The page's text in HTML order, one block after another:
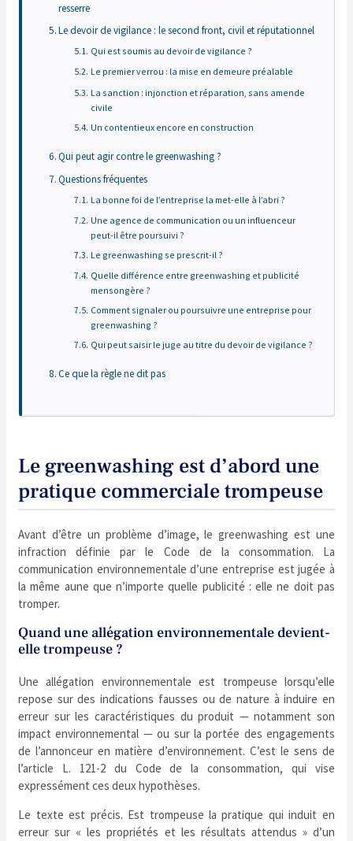
resserre
Le devoir de vigilance : le second front, civil et réputationnel
Qui est soumis au devoir de vigilance ?
Le premier verrou : la mise en demeure préalable
La sanction : injonction et réparation, sans amende
civile
Un contentieux encore en construction
Qui peut agir contre le greenwashing ?
Questions fréquentes
La bonne foi de l’entreprise la met-elle à l’abri ?
Une agence de communication ou un influenceur
peut-il être poursuivi ?
Le greenwashing se prescrit-il ?
Quelle différence entre greenwashing et publicité
mensongère ?
Comment signaler ou poursuivre une entreprise pour
greenwashing ?
Qui peut saisir le juge au titre du devoir de vigilance ?
Ce que la règle ne dit pas
Le greenwashing est d’abord une
pratique commerciale trompeuse
Avant d’être un problème d’image, le greenwashing est une
infraction définie par le Code de la consommation. La
communication environnementale d’une entreprise est jugée à
la même aune que n’importe quelle publicité : elle ne doit pas
tromper.
Quand une allégation environnementale devient-
elle trompeuse ?
Une allégation environnementale est trompeuse lorsqu’elle
repose sur des indications fausses ou de nature à induire en
erreur sur les caractéristiques du produit — notamment son
impact environnemental — ou sur la portée des engagements
de l’annonceur en matière d’environnement. C’est le sens de
l’article L. 121-2 du Code de la consommation, qui vise
expressément ces deux hypothèses.
Le texte est précis. Est trompeuse la pratique qui induit en
erreur sur « les propriétés et les résultats attendus » d’un